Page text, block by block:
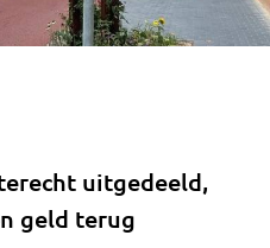
uitgedeeld,
geld terug